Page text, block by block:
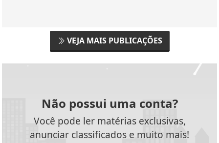
VEJA MAIS PUBLICAÇÕES
Não possui uma conta?
Você pode ler matérias exclusivas,
anunciar classificados e muito mais!